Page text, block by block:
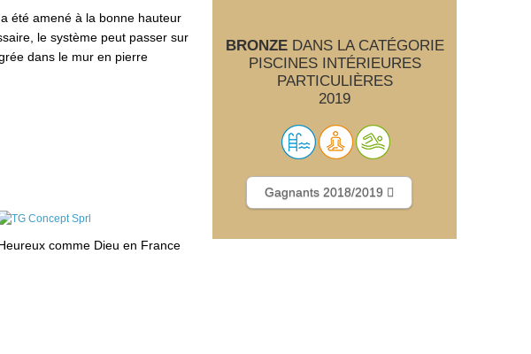
été amené à la bonne hauteur
le système peut passer sur
dans le mur en pierre
comme Dieu en France
BRONZEDANS LA CATÉGORIE
PISCINES INTÉRIEURES
PARTICULIÈRES
2019
Gagnants 2018/2019